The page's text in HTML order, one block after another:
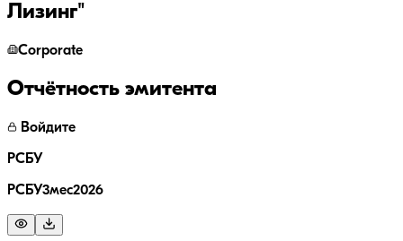
Лизинг"
Corporate
Отчётность эмитента
Войдите
РСБУ
РСБУ3мес2026